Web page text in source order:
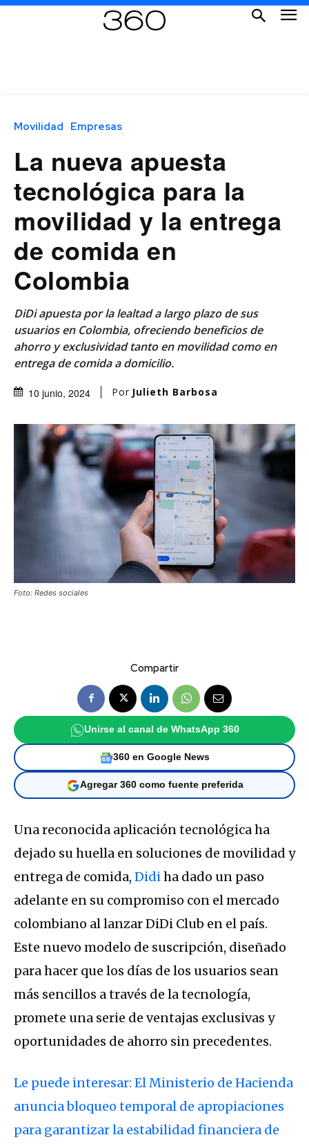
Movilidad Empresas
La nueva apuesta
tecnológica para la
movilidad y la entrega
de comida en
Colombia
DiDi apuesta por la lealtad a largo plazo de sus
usuarios en Colombia, ofreciendo beneficios de
ahorro y exclusividad tanto en movilidad como en
entrega de comida a domicilio.
10 junio, 2024 Por Julieth Barbosa
Foto: Redes sociales
Compartir
Unirse al canal de WhatsApp 360
360 en Google News
Agregar 360 como fuente preferida
Una reconocida aplicación tecnológica ha
dejado su huella en soluciones de movilidad y
entrega de comida, Didiha dado un paso
adelante en su compromiso con el mercado
colombiano al lanzar DiDi Club en el país.
Este nuevo modelo de suscripción, diseñado
para hacer que los días de los usuarios sean
más sencillos a través de la tecnología,
promete una serie de ventajas exclusivas y
oportunidades de ahorro sin precedentes.
Le puede interesar: El Ministerio de Hacienda
anuncia bloqueo temporal de apropiaciones
para garantizar la estabilidad financiera de